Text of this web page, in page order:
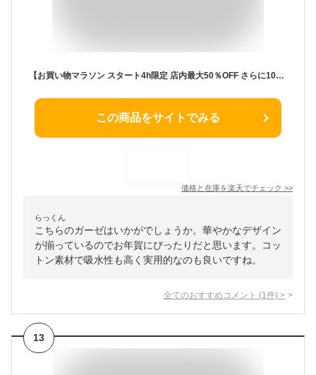
【お買い物マラソン スタート4h限定 店内最大50％OFF さらに10％OFF】ガーゼ 手ぬぐい 花柄 動物柄 千鳥掛け縫い 日本製 ハンカチ タオル フェイスタオル やわらか 和調色 熨斗 粗品 お年賀 内祝 ふきん 二重袷 ポイント消化 彩 irodori JPTG-7560B
この商品をサイトでみる
価格と在庫を楽天でチェック >>
らっくん
こちらのガーゼはいかがでしょうか。華やかなデザイン
が揃っているのでお年賀にぴったりだと思います。コッ
トン素材で吸水性も高く実用的なのも良いですね。
全てのおすすめコメント (1 件) >
13